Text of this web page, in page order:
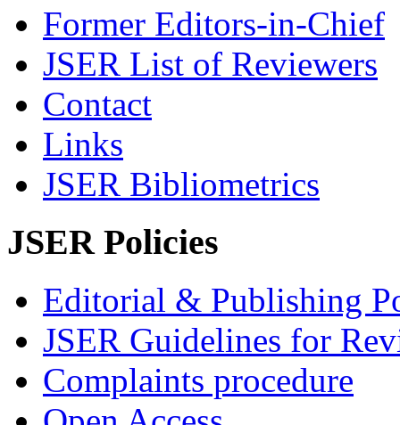
Former Editors-in-Chief
JSER List of Reviewers
Contact
Links
JSER Bibliometrics
JSER Policies
Editorial & Publishing
JSER Guidelines for
Complaints procedure